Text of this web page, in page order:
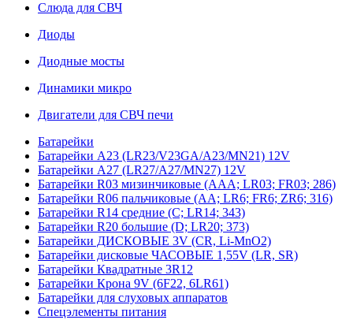
Слюда для СВЧ
Диоды
Диодные мосты
Динамики микро
Двигатели для СВЧ печи
Батарейки
Батарейки A23 (LR23/V23GA/A23/MN21) 12V
Батарейки A27 (LR27/A27/MN27) 12V
Батарейки R03 мизинчиковые (AAA; LR03; FR03; 286)
Батарейки R06 пальчиковые (AA; LR6; FR6; ZR6; 316)
Батарейки R14 средние (C; LR14; 343)
Батарейки R20 большие (D; LR20; 373)
Батарейки ДИСКОВЫЕ 3V (CR, Li-MnO2)
Батарейки дисковые ЧАСОВЫЕ 1,55V (LR, SR)
Батарейки Квадратные 3R12
Батарейки Крона 9V (6F22, 6LR61)
Батарейки для слуховых аппаратов
Спецэлементы питания